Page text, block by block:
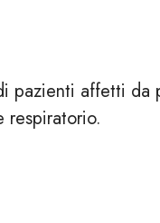
pazienti affetti da
respiratorio.